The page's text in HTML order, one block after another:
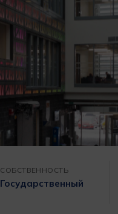
СОБСТВЕННОСТЬ
Государственный